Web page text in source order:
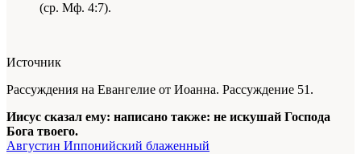
(ср. Мф. 4:7).
Источник
Рассуждения на Евангелие от Иоанна. Рассуждение 51.
Иисус сказал ему: написано также: не искушай Господа
Бога твоего.
Августин Иппонийский блаженный